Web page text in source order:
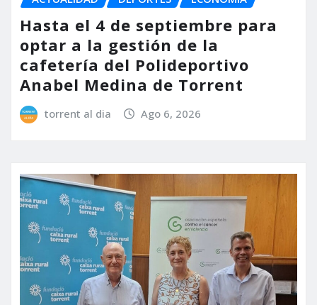
Hasta el 4 de septiembre para
optar a la gestión de la
cafetería del Polideportivo
Anabel Medina de Torrent
torrent al dia Ago 6, 2026